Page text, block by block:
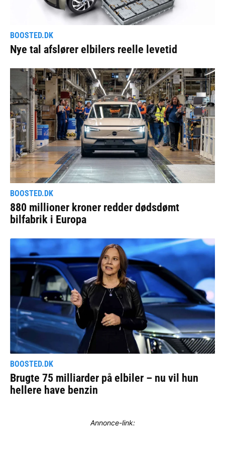
Annonce-link: